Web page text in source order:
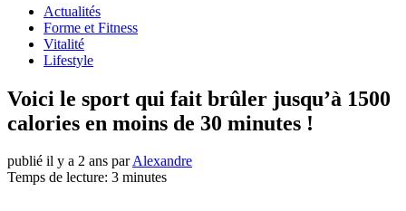
Actualités
Forme et Fitness
Vitalité
Lifestyle
Voici le sport qui fait brûler jusqu’à 1500
calories en moins de 30 minutes !
publié il y a 2 ans parAlexandre
Temps de lecture: 3 minutes